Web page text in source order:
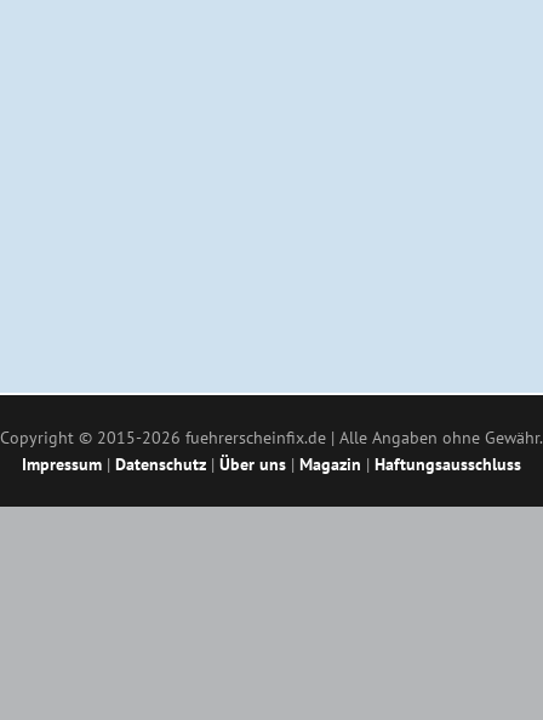
Copyright © 2015-2026 fuehrerscheinfix.de | Alle Angaben ohne Gewähr.
Impressum | Datenschutz | Über uns | Magazin | Haftungsausschluss